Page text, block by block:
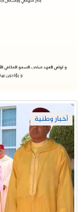
أخبار وطنية